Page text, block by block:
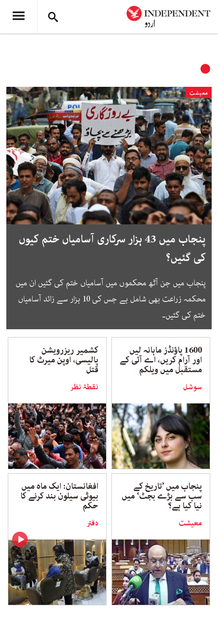
معیشت
پنجاب میں 43 ہزار سرکاری آسامیاں ختم کیوں
کی گئیں؟
پنجاب میں جن آٹھ محکموں میں آسامیاں ختم کی گئیں ان میں
محکمہ زراعت بھی شامل ہے جس کی 10 ہزار سے زائد آسامیاں
ختم کی گئیں۔
1600 پاؤنڈز ماہانہ لیں
اور آرام کریں، اے آئی کے
مستقبل میں ویلکم
سوشل
کشمیر ریزرویشن
پالیسی، اوپن میرٹ کا
قتل
نقطۂ نظر
پنجاب میں ’تاریخ کے
سب سے بڑے بجٹ‘ میں
نیا کیا ہے؟
معیشت
افغانستان: ایک ماہ میں
بیوٹی سیلون بند کرنے کا
حکم
دفتر